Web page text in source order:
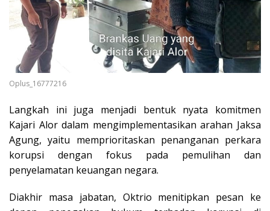
Oplus_16777216
Langkah ini juga menjadi bentuk nyata komitmen
Kajari Alor dalam mengimplementasikan arahan Jaksa
Agung, yaitu memprioritaskan penanganan perkara
korupsi dengan fokus pada pemulihan dan
penyelamatan keuangan negara.
Diakhir masa jabatan, Oktrio menitipkan pesan ke